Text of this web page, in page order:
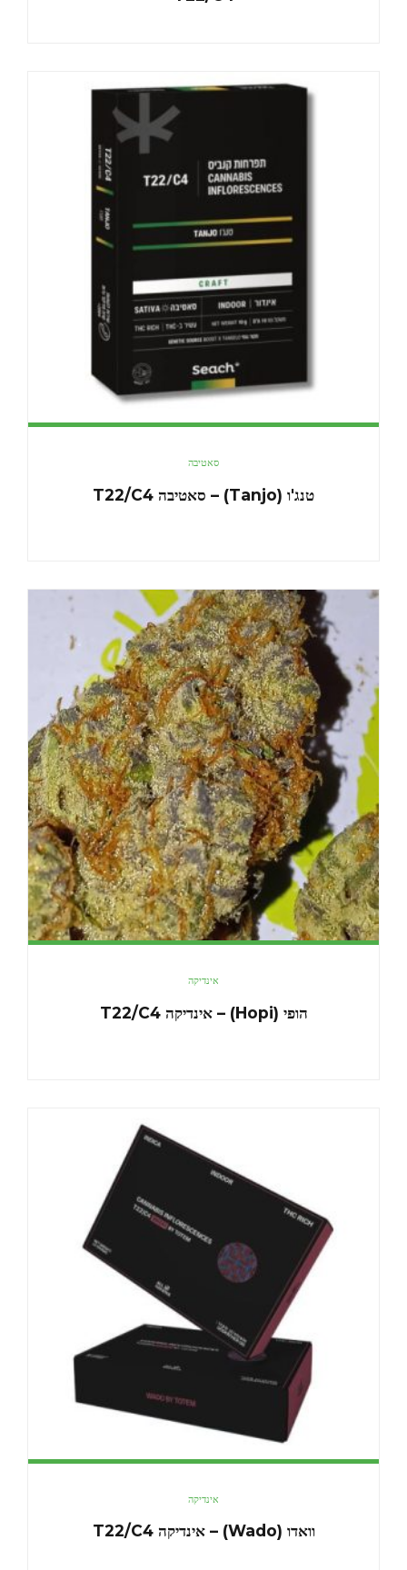
סאטיבה
טנג'ו (Tanjo) – סאטיבה T22/C4
אינדיקה
הופי (Hopi) – אינדיקה T22/C4
אינדיקה
וואדו (Wado) – אינדיקה T22/C4